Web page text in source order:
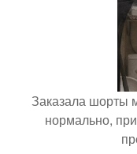
Заказала шорты
нормально,